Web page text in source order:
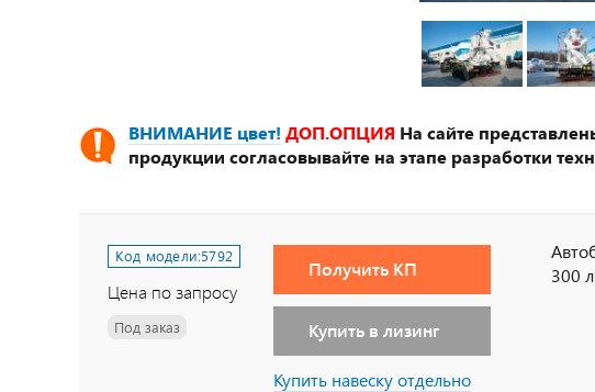
ВНИМАНИЕ цвет! ДОП.ОПЦИЯ На сайте
продукции согласовывайте на этапе разработки
Код модели:5792
Цена по запросу
Под заказ
Получить КП
Купить в лизинг
Купить навеску отдельно
300